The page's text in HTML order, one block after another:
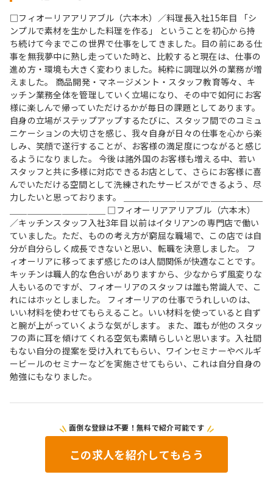
□フィオーリアアリアブル（六本木）／料理長入社15年目 「シ
ンプルで素材を生かした料理を作る」 ということを初心から持
ち続けて今までこの世界で仕事をしてきました。目の前にある仕
事を無我夢中に熟し走っていた時と、比較すると現在は、仕事の
進め方・環境も大きく変わりました。純粋に調理以外の業務が増
えました。 商品開発・マネージメント・スタッフ教育等々、キ
ッチン業務全体を管理していく立場になり、その中で如何にお客
様に楽しんで帰っていただけるかが毎日の課題としてあります。
自身の立場がステップアップするたびに、スタッフ間でのコミュ
ニケーションの大切さを感じ、我々自身が日々の仕事を心から楽
しみ、笑顔で遂行することが、お客様の満足度につながると感じ
るようになりました。 今後は諸外国のお客様も増える中、若い
スタッフと共に多様に対応できるお店として、さらにお客様に喜
んでいただける空間として洗練されたサービスができるよう、尽
力したいと思っております。 ＿＿＿＿＿＿＿＿＿＿＿＿＿＿＿＿
＿＿＿＿＿＿＿＿＿＿＿ □フィオーリアアリアブル（六本木）
／キッチンスタッフ入社3年目 以前はイタリアンの専門店で働い
ていました。ただ、ものの考え方が窮屈な職場で、この店では自
分が自分らしく成長できないと思い、転職を決意しました。 フ
ィオーリアに移ってまず感じたのは人間関係が快適なことです。
キッチンは職人的な色合いがありますから、少なからず風変りな
人もいるのですが、フィオーリアのスタッフは誰も常識人で、こ
れにはホッとしました。 フィオーリアの仕事でうれしいのは、
いい材料を使わせてもらえること。いい材料を使っていると自ず
と腕が上がっていくような気がします。 また、誰もが他のスタッ
フの声に耳を傾けてくれる空気も素晴らしいと思います。入社間
もない自分の提案を受け入れてもらい、ワインセミナーやベルギ
ービールのセミナーなどを実施させてもらい、これは自分自身の
勉強にもなりました。
面倒な登録は不要！無料で紹介可能です
この求人を紹介してもらう